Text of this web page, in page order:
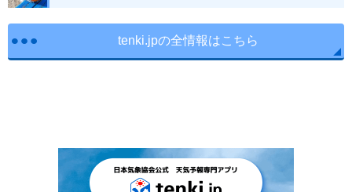
tenki.jpの全情報はこちら